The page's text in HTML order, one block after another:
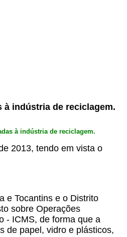
à indústria de reciclagem.
à indústria de reciclagem.
2013, tendo em vista o
e Tocantins e o Distrito
sobre Operações
- ICMS, de forma que a
de papel, vidro e plásticos,